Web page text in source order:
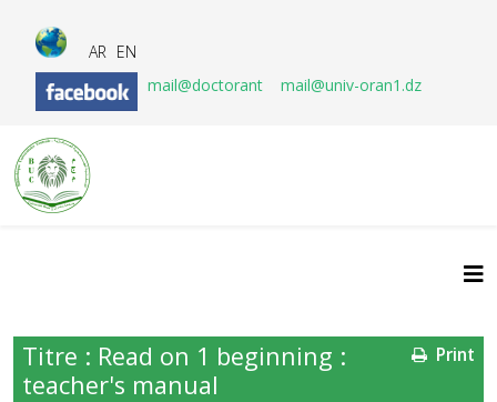
AR EN
mail@doctorant
mail@univ-oran1.dz
Print
Titre : Read on 1 beginning :
teacher's manual